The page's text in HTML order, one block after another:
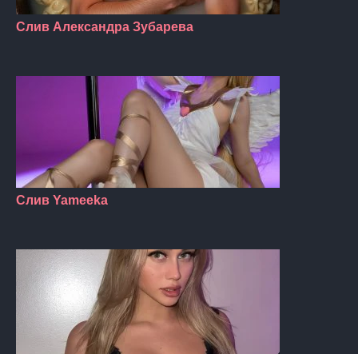
Слив Александра Зубарева
Слив Yameeka